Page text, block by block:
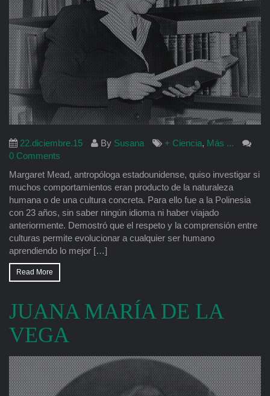
22.diciembre.15 By Susana + Ciencia, Más ...
0 Comments
Margaret Mead, antropóloga estadounidense, quiso investigar si
muchos comportamientos eran producto de la naturaleza
humana o de una cultura concreta. Para ello fue a la Polinesia
con 23 años, sin saber ningún idioma ni haber viajado
anteriormente. Demostró que el respeto y la comprensión entre
culturas permite evolucionar a cualquier ser humano
aprendiendo lo mejor […]
Read More
JUANA MARÍA DE LA
VEGA